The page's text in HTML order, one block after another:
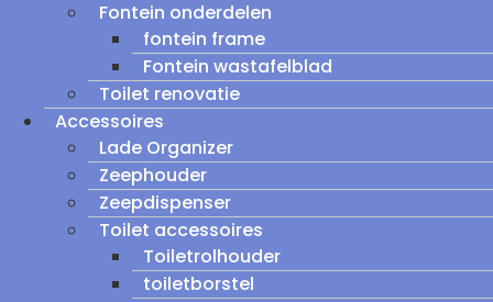
Fontein onderdelen
fontein frame
Fontein wastafelblad
Toilet renovatie
Accessoires
Lade Organizer
Zeephouder
Zeepdispenser
Toilet accessoires
Toiletrolhouder
toiletborstel